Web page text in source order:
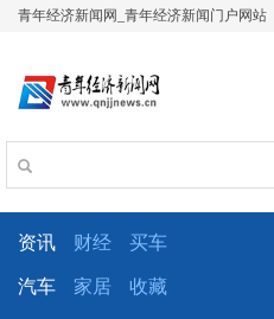
青年经济新闻网_青年经济新闻门户网站
资讯 财经 买车
汽车 家居 收藏